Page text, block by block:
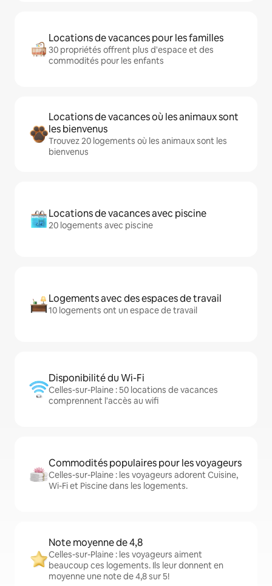
Locations de vacances pour les familles
30 propriétés offrent plus d'espace et des
commodités pour les enfants
Locations de vacances où les animaux sont
les bienvenus
Trouvez 20 logements où les animaux sont les
bienvenus
Locations de vacances avec piscine
20 logements avec piscine
Logements avec des espaces de travail
10 logements ont un espace de travail
Disponibilité du Wi-Fi
Celles-sur-Plaine : 50 locations de vacances
comprennent l'accès au wifi
Commodités populaires pour les voyageurs
Celles-sur-Plaine : les voyageurs adorent Cuisine,
Wi-Fi et Piscine dans les logements.
Note moyenne de 4,8
Celles-sur-Plaine : les voyageurs aiment
beaucoup ces logements. Ils leur donnent en
moyenne une note de 4,8 sur 5!